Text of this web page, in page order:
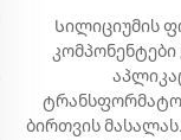
Სილიციუმის
ბირთვის